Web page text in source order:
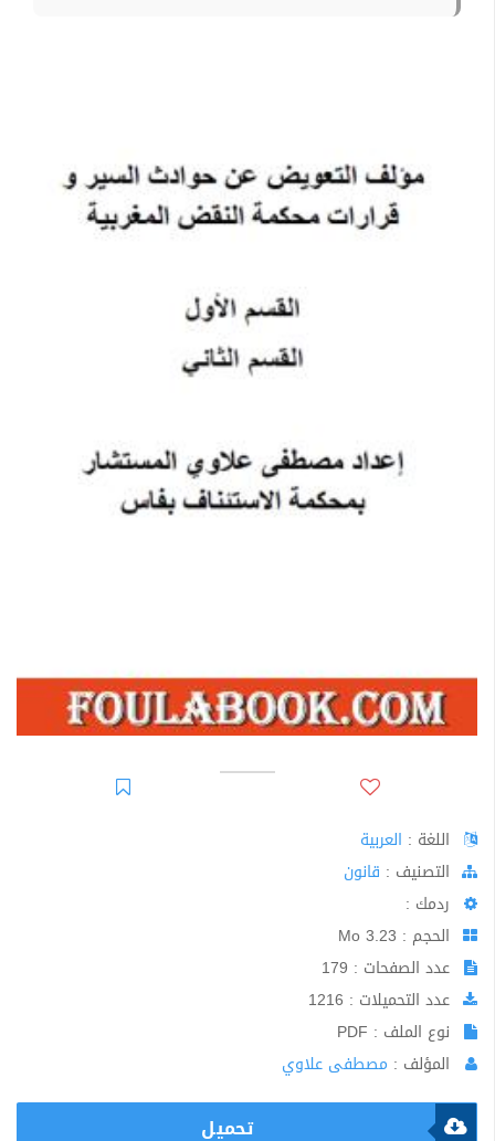
اللغة : العربية
اﻟﺘﺼﻨﻴﻒ : قانون
ردمك :
الحجم : 3.23 Mo
عدد الصفحات : 179
عدد التحميلات : 1216
نوع الملف : PDF
المؤلف : مصطفى علاوي
تحميل